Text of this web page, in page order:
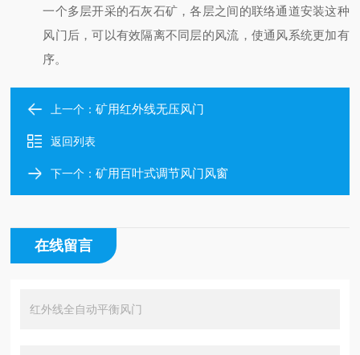
一个多层开采的石灰石矿，各层之间的联络通道安装这种
风门后，可以有效隔离不同层的风流，使通风系统更加有
序。
上一个：矿用红外线无压风门
返回列表
下一个：矿用百叶式调节风门风窗
在线留言